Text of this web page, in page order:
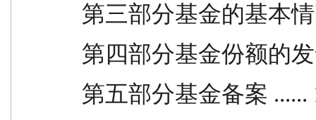
第三部分基金的基本情
第四部分基金份额的发
第五部分基金备案 ......